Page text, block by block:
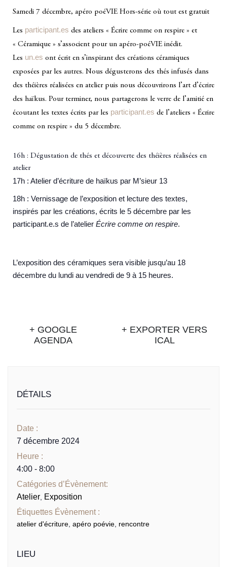
Samedi 7 décembre, apéro poéVIE Hors-série où tout est gratuit
Les participant.es des ateliers « Écrire comme on respire » et
« Céramique » s’associent pour un apéro-poéVIE inédit.
Les un.es ont écrit en s’inspirant des créations céramiques
exposées par les autres. Nous dégusterons des thés infusés dans
des théières réalisées en atelier puis nous découvrirons l’art d’écrire
des haïkus. Pour terminer, nous partagerons le verre de l’amitié en
écoutant les textes écrits par les participant.es de l’ateliers « Écrire
comme on respire » du 5 décembre.
16h : Dégustation de thés et découverte des théières réalisées en
atelier
17h : Atelier d’écriture de haïkus par M’sieur 13
18h : Vernissage de l’exposition et lecture des textes,
inspirés par les créations, écrits le 5 décembre par les
participant.e.s de l’atelier Écrire comme on respire.
L’exposition des céramiques sera visible jusqu’au 18
décembre du lundi au vendredi de 9 à 15 heures.
+ GOOGLE
AGENDA
+ EXPORTER VERS
ICAL
DÉTAILS
Date :
7 décembre 2024
Heure :
4:00 - 8:00
Catégories d’Évènement:
Atelier, Exposition
Étiquettes Évènement :
atelier d'écriture, apéro poévie, rencontre
LIEU